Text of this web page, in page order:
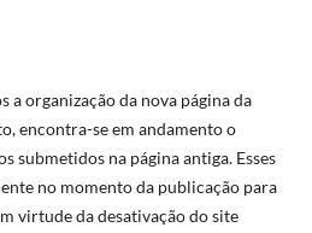
a organização da nova página da
encontra-se em andamento o
submetidos na página antiga. Esses
no momento da publicação para
virtude da desativação do site